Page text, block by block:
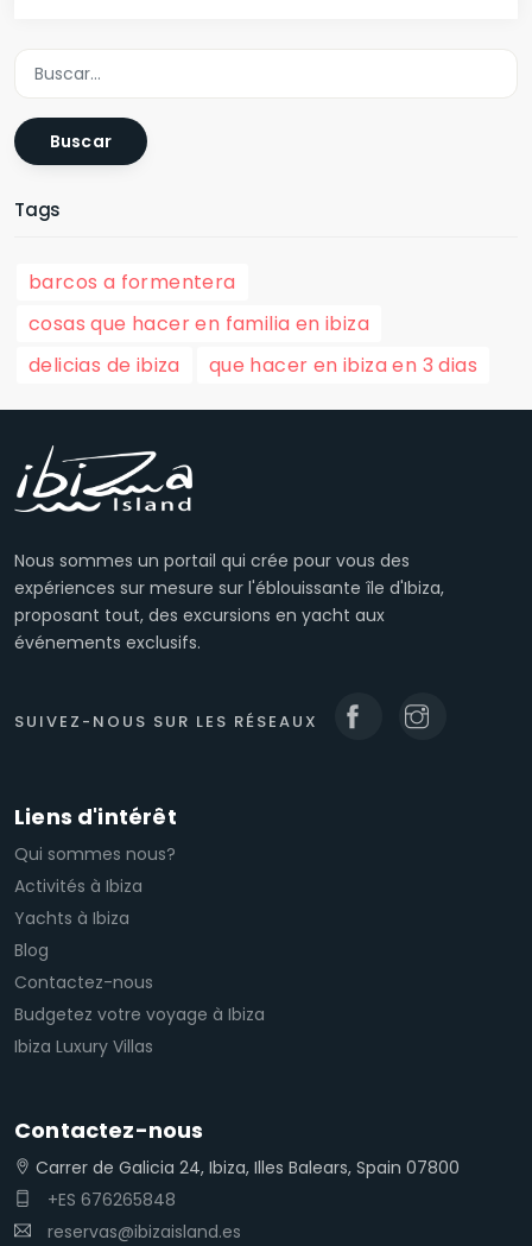
Buscar
Tags
barcos a formentera
cosas que hacer en familia en ibiza
delicias de ibiza
que hacer en ibiza en 3 dias
Nous sommes un portail qui crée pour vous des
expériences sur mesure sur l'éblouissante île d'Ibiza,
proposant tout, des excursions en yacht aux
événements exclusifs.
SUIVEZ-NOUS SUR LES RÉSEAUX
Liens d'intérêt
Qui sommes nous?
Activités à Ibiza
Yachts à Ibiza
Blog
Contactez-nous
Budgetez votre voyage à Ibiza
Ibiza Luxury Villas
Contactez-nous
Carrer de Galicia 24, Ibiza, Illes Balears, Spain 07800
+ES 676265848
reservas@ibizaisland.es